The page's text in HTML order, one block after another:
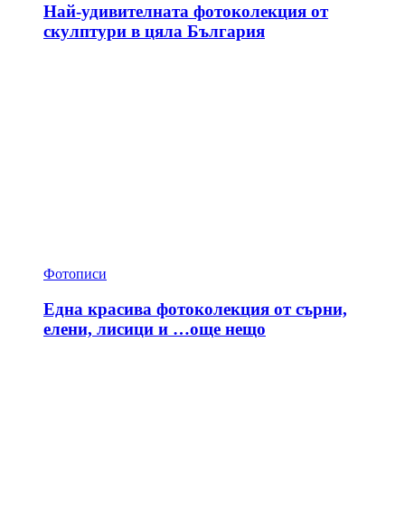
Най-удивителната фотоколекция от
скулптури в цяла България
Фотописи
Една красива фотоколекция от сърни,
елени, лисици и …още нещо